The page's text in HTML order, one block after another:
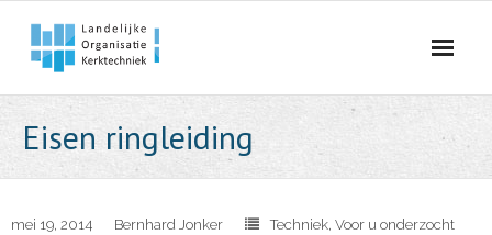
content
Eisen ringleiding
mei 19, 2014 Bernhard Jonker Techniek, Voor u onderzocht